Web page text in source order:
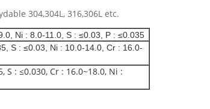
304,304L, 316,306L etc.
Ni : 8.0-11.0, S : ≤0.03, P : ≤0.035
S : ≤0.03, Ni : 10.0-14.0, Cr : 16.0-
S : ≤0.030, Cr : 16.0~18.0, Ni :